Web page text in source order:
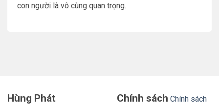
con người là vô cùng quan trọng.
Hùng Phát
Chính sách Chính sách